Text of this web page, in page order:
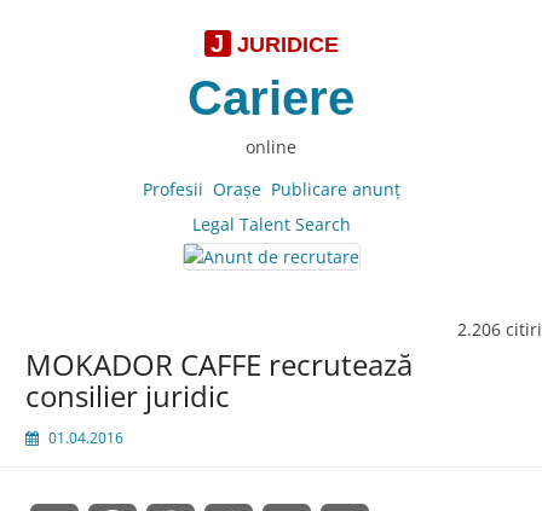
J JURIDICE
Cariere
online
Profesii Oraşe Publicare anunţ
Legal Talent Search
2.206 citiri
MOKADOR CAFFE recrutează
consilier juridic
01.04.2016